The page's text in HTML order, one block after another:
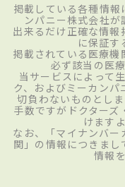
掲載している各種情
ンパニー株式会社が
出来るだけ正確な情報
に保証す
掲載されている医療機
必ず該当の医
当サービスによって
ク、およびミーカン
切負わないものとし
手数ですがドクター
けます
なお、「マイナンバー
関」の情報につきまし
情報